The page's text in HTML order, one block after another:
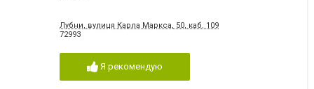
Лубни, вулиця Карла Маркса, 50, каб. 109
72993
Я рекомендую